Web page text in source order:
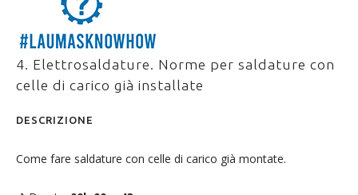
4. Elettrosaldature. Norme per saldature con
celle di carico già installate
DESCRIZIONE
Come fare saldature con celle di carico già montate.